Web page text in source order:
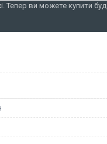
Тепер ви можете купити